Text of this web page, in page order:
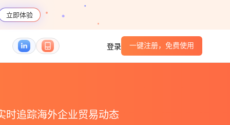
立即体验
登录 一键注册，免费使用
时追踪海外企业贸易动态